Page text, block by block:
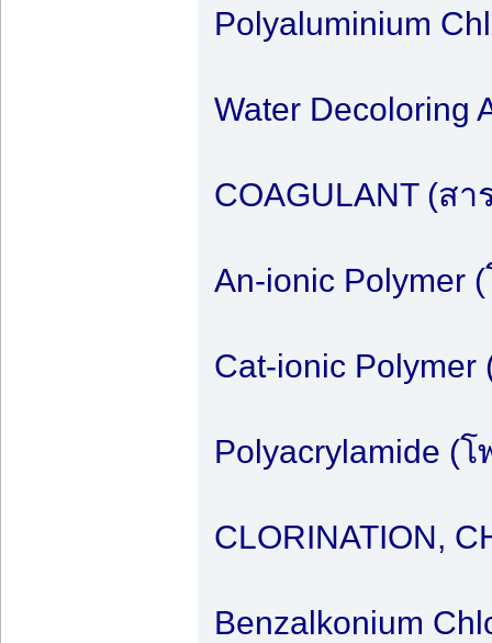
Polyaluminium
Water Decoloring
COAGULANT (สา
An-ionic Polymer
Cat-ionic
Polyacrylamide (
CLORINATION,
Benzalkonium